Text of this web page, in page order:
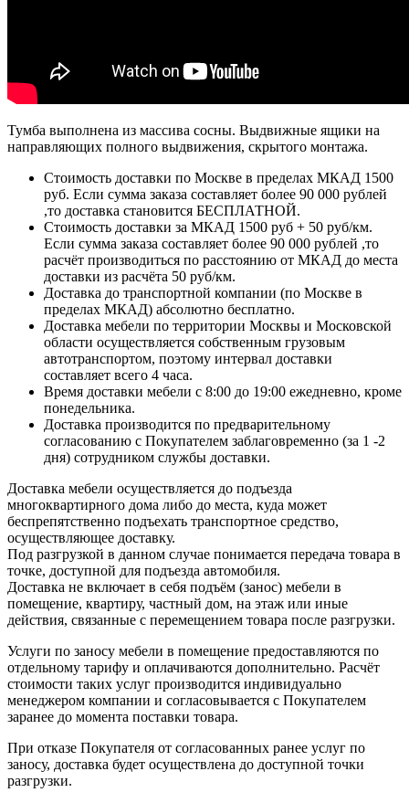
Тумба выполнена из массива сосны. Выдвижные ящики на
направляющих полного выдвижения, скрытого монтажа.
Стоимость доставки по Москве в пределах МКАД 1500
руб. Если сумма заказа составляет более 90 000 рублей
,то доставка становится БЕСПЛАТНОЙ.
Стоимость доставки за МКАД 1500 руб + 50 руб/км.
Если сумма заказа составляет более 90 000 рублей ,то
расчёт производиться по расстоянию от МКАД до места
доставки из расчёта 50 руб/км.
Доставка до транспортной компании (по Москве в
пределах МКАД) абсолютно бесплатно.
Доставка мебели по территории Москвы и Московской
области осуществляется собственным грузовым
автотранспортом, поэтому интервал доставки
составляет всего 4 часа.
Время доставки мебели с 8:00 до 19:00 ежедневно, кроме
понедельника.
Доставка производится по предварительному
согласованию с Покупателем заблаговременно (за 1 -2
дня) сотрудником службы доставки.
Доставка мебели осуществляется до подъезда
многоквартирного дома либо до места, куда может
беспрепятственно подъехать транспортное средство,
осуществляющее доставку.
Под разгрузкой в данном случае понимается передача товара в
точке, доступной для подъезда автомобиля.
Доставка не включает в себя подъём (занос) мебели в
помещение, квартиру, частный дом, на этаж или иные
действия, связанные с перемещением товара после разгрузки.
Услуги по заносу мебели в помещение предоставляются по
отдельному тарифу и оплачиваются дополнительно. Расчёт
стоимости таких услуг производится индивидуально
менеджером компании и согласовывается с Покупателем
заранее до момента поставки товара.
При отказе Покупателя от согласованных ранее услуг по
заносу, доставка будет осуществлена до доступной точки
разгрузки.